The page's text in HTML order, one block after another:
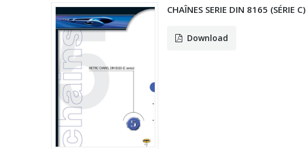
CHAÎNES SERIE DIN 8165 (SÉRIE C)
Download